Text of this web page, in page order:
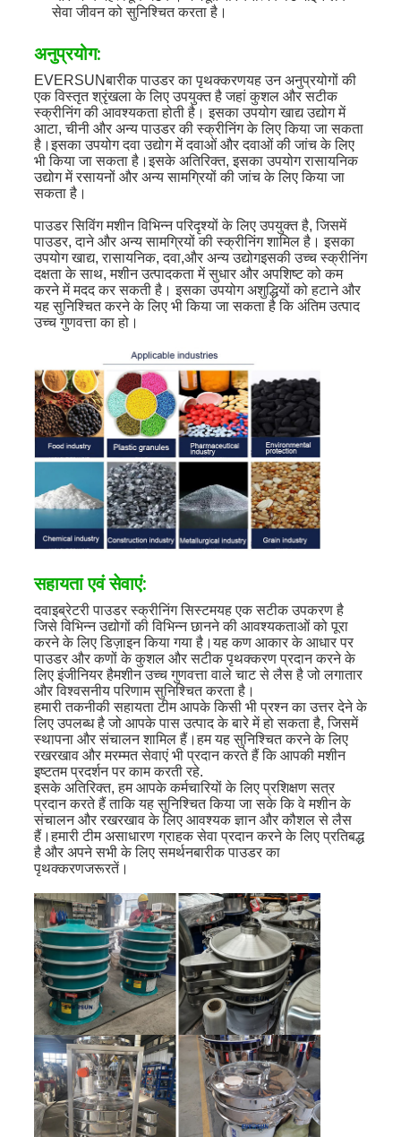
सेवा जीवन को सुनिश्चित करता है।
अनुप्रयोग:
EVERSUNबारीक पाउडर का पृथक्करणयह उन अनुप्रयोगों की
एक विस्तृत श्रृंखला के लिए उपयुक्त है जहां कुशल और सटीक
स्क्रीनिंग की आवश्यकता होती है। इसका उपयोग खाद्य उद्योग में
आटा, चीनी और अन्य पाउडर की स्क्रीनिंग के लिए किया जा सकता
है।इसका उपयोग दवा उद्योग में दवाओं और दवाओं की जांच के लिए
भी किया जा सकता है।इसके अतिरिक्त, इसका उपयोग रासायनिक
उद्योग में रसायनों और अन्य सामग्रियों की जांच के लिए किया जा
सकता है।
पाउडर सिविंग मशीन विभिन्न परिदृश्यों के लिए उपयुक्त है, जिसमें
पाउडर, दाने और अन्य सामग्रियों की स्क्रीनिंग शामिल है। इसका
उपयोग खाद्य, रासायनिक, दवा,और अन्य उद्योगइसकी उच्च स्क्रीनिंग
दक्षता के साथ, मशीन उत्पादकता में सुधार और अपशिष्ट को कम
करने में मदद कर सकती है। इसका उपयोग अशुद्धियों को हटाने और
यह सुनिश्चित करने के लिए भी किया जा सकता है कि अंतिम उत्पाद
उच्च गुणवत्ता का हो।
सहायता एवं सेवाएं:
दवाइब्रेटरी पाउडर स्क्रीनिंग सिस्टमयह एक सटीक उपकरण है
जिसे विभिन्न उद्योगों की विभिन्न छानने की आवश्यकताओं को पूरा
करने के लिए डिज़ाइन किया गया है।यह कण आकार के आधार पर
पाउडर और कणों के कुशल और सटीक पृथक्करण प्रदान करने के
लिए इंजीनियर हैमशीन उच्च गुणवत्ता वाले चाट से लैस है जो लगातार
और विश्वसनीय परिणाम सुनिश्चित करता है।
हमारी तकनीकी सहायता टीम आपके किसी भी प्रश्न का उत्तर देने के
लिए उपलब्ध है जो आपके पास उत्पाद के बारे में हो सकता है, जिसमें
स्थापना और संचालन शामिल हैं।हम यह सुनिश्चित करने के लिए
रखरखाव और मरम्मत सेवाएं भी प्रदान करते हैं कि आपकी मशीन
इष्टतम प्रदर्शन पर काम करती रहे.
इसके अतिरिक्त, हम आपके कर्मचारियों के लिए प्रशिक्षण सत्र
प्रदान करते हैं ताकि यह सुनिश्चित किया जा सके कि वे मशीन के
संचालन और रखरखाव के लिए आवश्यक ज्ञान और कौशल से लैस
हैं।हमारी टीम असाधारण ग्राहक सेवा प्रदान करने के लिए प्रतिबद्ध
है और अपने सभी के लिए समर्थनबारीक पाउडर का
पृथक्करणजरूरतें।